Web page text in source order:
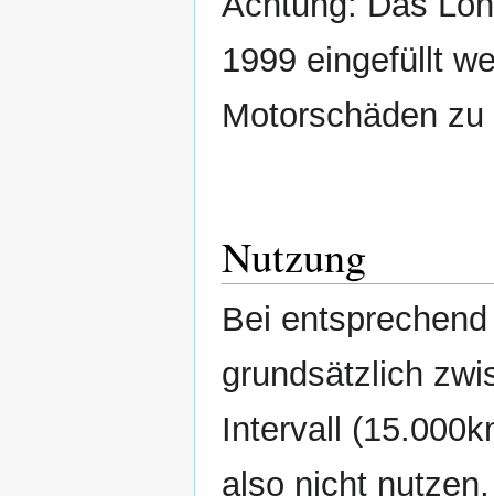
1999 eingefüllt
Motorschäden
Nutzung
Bei
grundsätzlich
Intervall
also nicht